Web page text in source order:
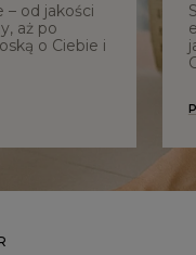
od jakości
aż po
o Ciebie i